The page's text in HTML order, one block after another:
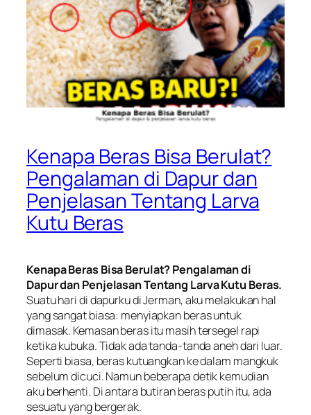
Kenapa Beras Bisa Berulat?
Pengalaman di Dapur dan
Penjelasan Tentang Larva
Kutu Beras
Kenapa Beras Bisa Berulat? Pengalaman di
Dapur dan Penjelasan Tentang Larva Kutu Beras.
Suatu hari di dapurku di Jerman, aku melakukan hal
yang sangat biasa: menyiapkan beras untuk
dimasak. Kemasan beras itu masih tersegel rapi
ketika kubuka. Tidak ada tanda-tanda aneh dari luar.
Seperti biasa, beras kutuangkan ke dalam mangkuk
sebelum dicuci. Namun beberapa detik kemudian
aku berhenti. Di antara butiran beras putih itu, ada
sesuatu yang bergerak.